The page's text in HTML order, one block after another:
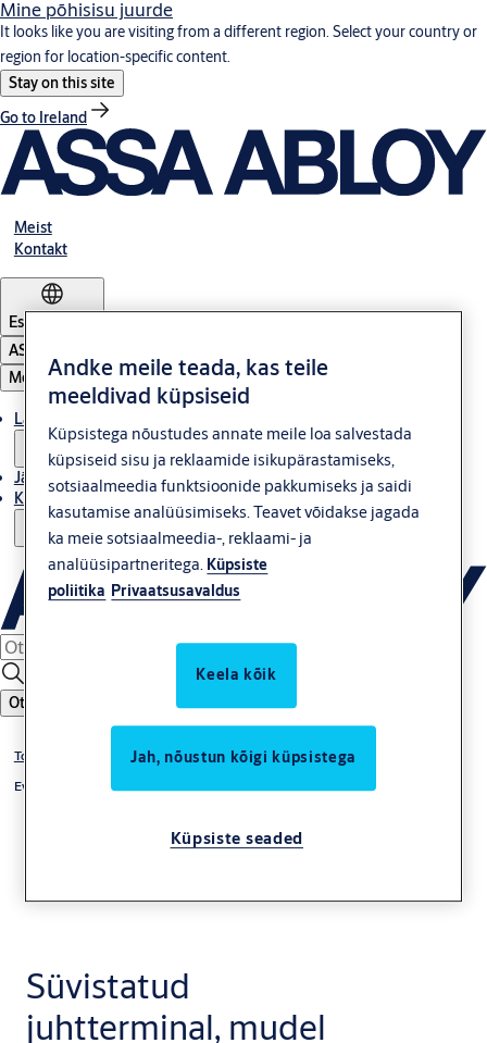
Mine põhisisu juurde
It looks like you are visiting from a different region. Select your country or
region for location-specific content.
Stay on this site
Go to Ireland
Meist
Kontakt
Estonia
ASSA ABLOY Group
Menüü
Lahendused
Jätkusuutlikkus
Kust osta
Otsing
Tooted
Evakuatsiooniukse juhtterminalid
Süvistatud
juhtterminal, mudel
Andke meile teada, kas teile
meeldivad küpsiseid
Küpsistega nõustudes annate meile loa salvestada
küpsiseid sisu ja reklaamide isikupärastamiseks,
sotsiaalmeedia funktsioonide pakkumiseks ja saidi
kasutamise analüüsimiseks. Teavet võidakse jagada
ka meie sotsiaalmeedia-, reklaami- ja
analüüsipartneritega. Küpsiste
poliitika Privaatsusavaldus
Keela kõik
Jah, nõustun kõigi küpsistega
Küpsiste seaded